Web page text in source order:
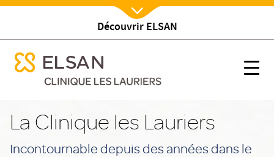
contenu
Découvrir ELSAN
Etablissement
menu mobile
Nx:Afficher menu
menu mobile
La Clinique les Lauriers
Incontournable depuis des années dans le